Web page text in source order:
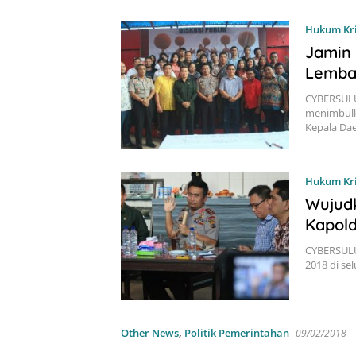
Hukum
Jamin
Kepala
Hukum
2018 di
Other News, Politik Pemerintahan 09/02/2018